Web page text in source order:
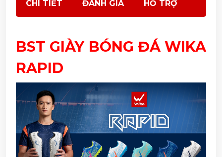
CHI TIẾT ĐÁNH GIÁ HỖ TRỢ
BST GIÀY BÓNG ĐÁ WIKA
RAPID